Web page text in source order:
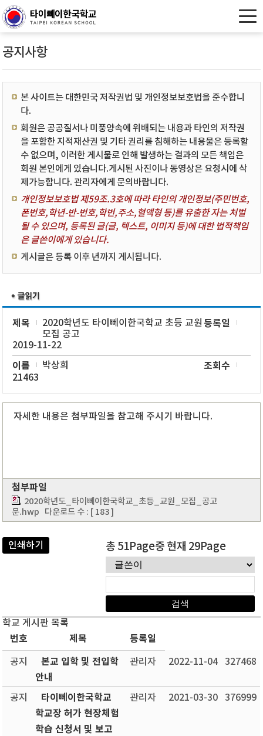
공지사항
본 사이트는 대한민국 저작권법 및 개인정보보호법을 준수합니
다.
회원은 공공질서나 미풍양속에 위배되는 내용과 타인의 저작권
을 포함한 지적재산권 및 기타 권리를 침해하는 내용물은 등록할
수 없으며, 이러한 게시물로 인해 발생하는 결과의 모든 책임은
회원 본인에게 있습니다.게시된 사진이나 동영상은 요청시에 삭
제가능합니다. 관리자에게 문의바랍니다.
개인정보보호법 제59조.3호에 따라 타인의 개인정보(주민번호,
폰번호,학년-반-번호,학번,주소,혈액형 등)를 유출한 자는 처벌
될 수 있으며, 등록된 글(글, 텍스트, 이미지 등)에 대한 법적책임
은 글쓴이에게 있습니다.
게시글은 등록 이후 년까지 게시됩니다.
제목
2020학년도 타이뻬이한국학교 초등 교원
모집 공고
등록일
2019-11-22
이름 박상희 조회수
21463
자세한 내용은 첨부파일을 참고해 주시기 바랍니다.
첨부파일
2020학년도_타이뻬이한국학교_초등_교원_모집_공고
문.hwp 다운로드 수 : [ 183 ]
인쇄하기 총 51Page중 현재 29Page
학교 게시판 목록
번호 제목 등록일
공지
본교 입학 및 전입학
안내
관리자 2022-11-04 327468
공지
타이뻬이한국학교
학교장 허가 현장체험
학습 신청서 및 보고
관리자 2021-03-30 376999